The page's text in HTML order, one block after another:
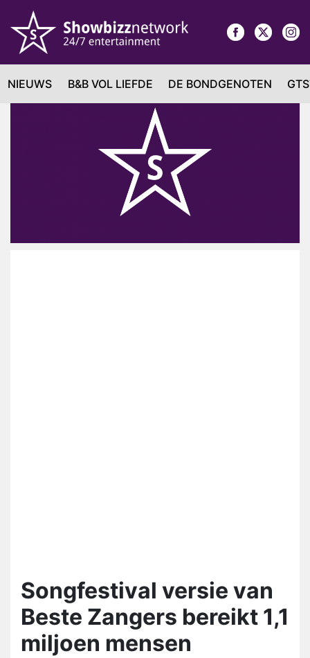
NIEUWS B&B VOL LIEFDE DE BONDGENOTEN
Songfestival versie van
Beste Zangers bereikt 1,1
miljoen mensen